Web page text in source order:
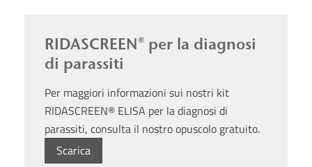
RIDASCREEN® per la diagnosi
di parassiti
Per maggiori informazioni sui nostri kit
RIDASCREEN® ELISA per la diagnosi di
parassiti, consulta il nostro opuscolo gratuito.
Scarica